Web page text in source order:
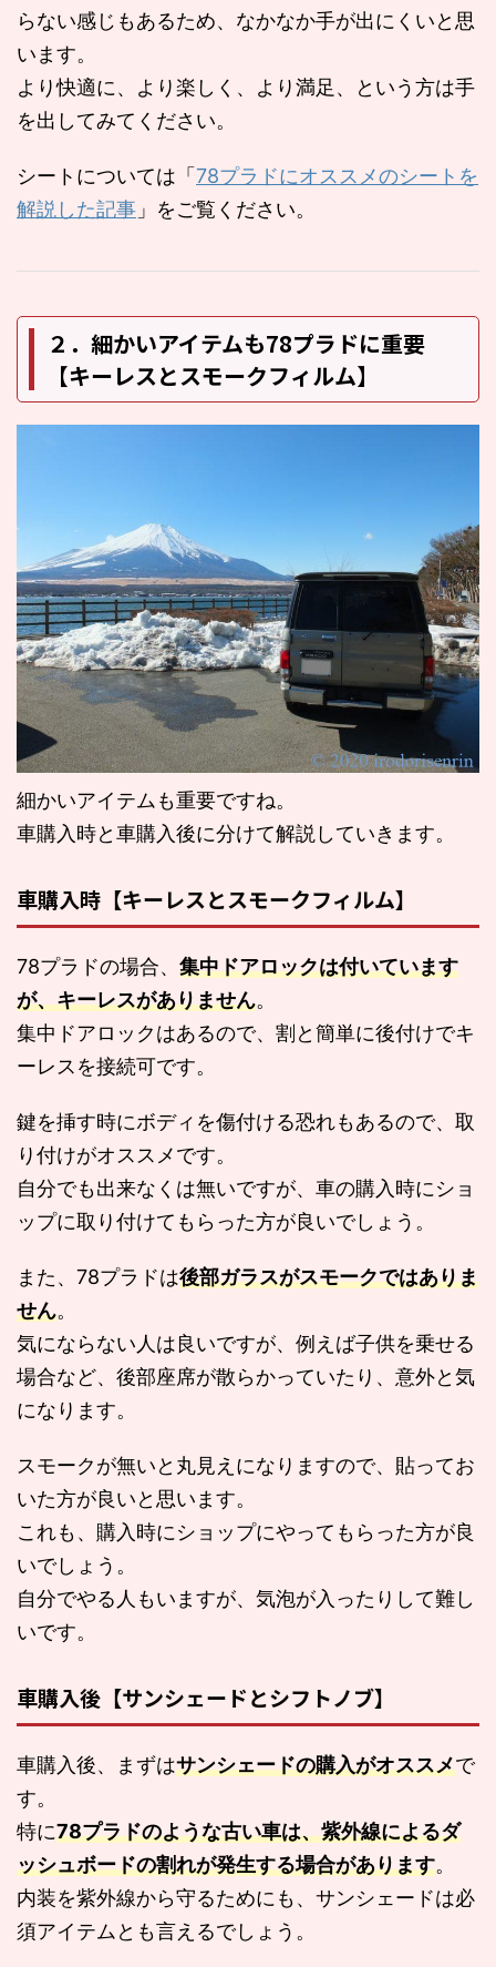
らない感じもあるため、なかなか手が出にくいと思
います。
より快適に、より楽しく、より満足、という方は手
を出してみてください。
シートについては「 78プラドにオススメのシートを
解説した記事 」をご覧ください。
２．細かいアイテムも78プラドに重要
【キーレスとスモークフィルム】
細かいアイテムも重要ですね。
車購入時と車購入後に分けて解説していきます。
車購入時【キーレスとスモークフィルム】
78プラドの場合、 集中ドアロックは付いています
が、キーレスがありません。
集中ドアロックはあるので、割と簡単に後付けでキ
ーレスを接続可です。
鍵を挿す時にボディを傷付ける恐れもあるので、取
り付けがオススメです。
自分でも出来なくは無いですが、車の購入時にショ
ップに取り付けてもらった方が良いでしょう。
また、78プラドは後部ガラスがスモークではありま
せん。
気にならない人は良いですが、例えば子供を乗せる
場合など、後部座席が散らかっていたり、意外と気
になります。
スモークが無いと丸見えになりますので、貼ってお
いた方が良いと思います。
これも、購入時にショップにやってもらった方が良
いでしょう。
自分でやる人もいますが、気泡が入ったりして難し
いです。
車購入後【サンシェードとシフトノブ】
車購入後、まずはサンシェードの購入がオススメで
す。
特に78プラドのような古い車は、紫外線によるダ
ッシュボードの割れが発生する場合があります。
内装を紫外線から守るためにも、サンシェードは必
須アイテムとも言えるでしょう。